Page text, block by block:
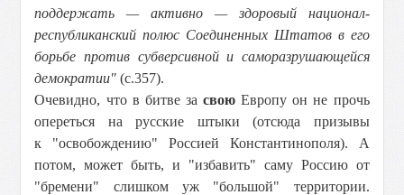
поддержать — активно — здоровый национал-
республиканский полюс Соединенных Штатов в его
борьбе против субверсивной и саморазрушающейся
демократии" (с.357).
Очевидно, что в битве засвою Европу он не прочь
опереться на русские штыки (отсюда призывы
к "освобождению" Россией Константинополя). А
потом, может быть, и "избавить" саму Россию от
"бремени" слишком уж "большой" территории.